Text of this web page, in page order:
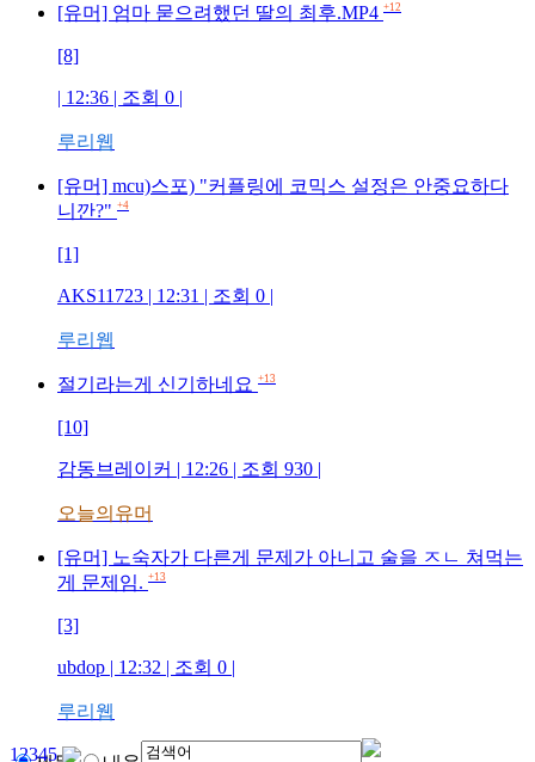
[유머] 엄마 묻으려했던 딸의 최후.MP4 +12
[8]
| 12:36 | 조회 0 |
루리웹
[유머] mcu)스포) "커플링에 코믹스 설정은 안중요하다
니깐?" +4
[1]
AKS11723 | 12:31 | 조회 0 |
루리웹
절기라는게 신기하네요 +13
[10]
감동브레이커 | 12:26 | 조회 930 |
오늘의유머
[유머] 노숙자가 다른게 문제가 아니고 술을 ㅈㄴ 쳐먹는
게 문제임. +13
[3]
ubdop | 12:32 | 조회 0 |
루리웹
12345